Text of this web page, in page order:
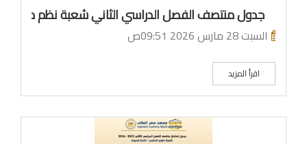
جدول منتصف الفصل الدراسي الثاني شعبة نظم
السبت 28 مارس 2026 09:51ص
اقرأ المزيد